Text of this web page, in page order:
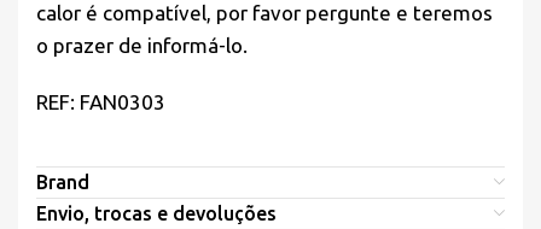
calor é compatível, por favor pergunte e teremos
o prazer de informá-lo.
REF: FAN0303
Brand
Envio, trocas e devoluções